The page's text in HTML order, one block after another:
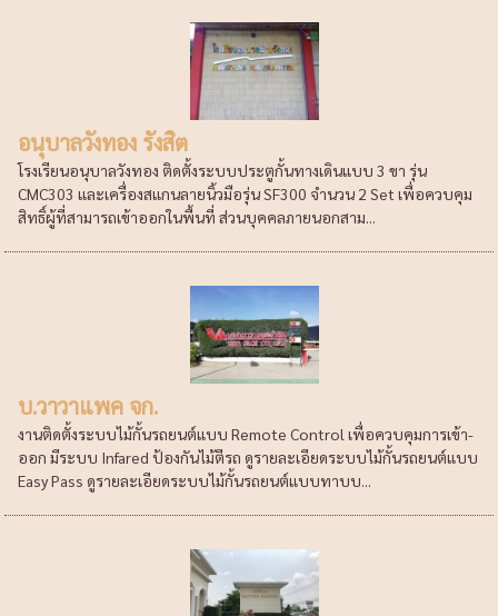
อนุบาลวังทอง รังสิต
โรงเรียนอนุบาลวังทอง ติดตั้งระบบประตูกั้นทางเดินแบบ 3 ขา รุ่น
CMC303 และเครื่องสแกนลายนิ้วมือรุ่น SF300 จำนวน 2 Set เพื่อควบคุม
สิทธิ์ผู้ที่สามารถเข้าออกในพื้นที่ ส่วนบุคคลภายนอกสาม...
บ.วาวาแพค จก.
งานติดตั้งระบบไม้กั้นรถยนต์แบบ Remote Control เพื่อควบคุมการเข้า-
ออก มีระบบ Infared ป้องกันไม้ตีรถ ดูรายละเอียดระบบไม้กั้นรถยนต์แบบ
Easy Pass ดูรายละเอียดระบบไม้กั้นรถยนต์แบบทาบบ...